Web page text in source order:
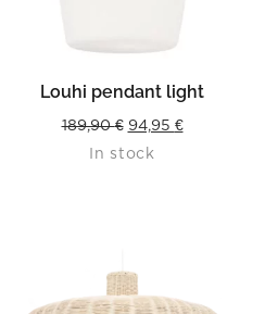
Louhi pendant light
189,90€ Original
price
94,95 €Current
In stock